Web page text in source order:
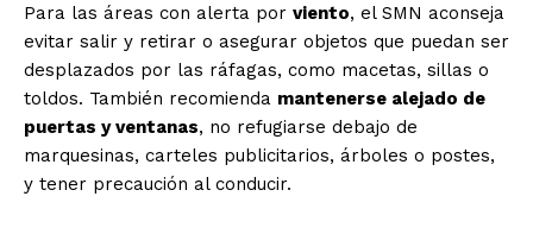
Para las áreas con alerta por viento, el SMN aconseja
evitar salir y retirar o asegurar objetos que puedan ser
desplazados por las ráfagas, como macetas, sillas o
toldos. También recomienda mantenerse alejado de
puertas y ventanas, no refugiarse debajo de
marquesinas, carteles publicitarios, árboles o postes,
y tener precaución al conducir.